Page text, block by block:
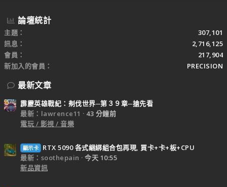
論壇統計
主題
307,101
訊息
2,716,125
會員
217,904
新加入的會員
PRECISION
最新文章
霹靂英雄戰紀：刜伐世界─第３９章─搶先看
最新：lawrence11
43 分鐘前
電玩 / 影視 / 音樂
顯示卡
RTX 5090 各式綑綁組合包再現, 買卡+卡+板+CPU
最新：soothepain
今天 10:55
新品資訊